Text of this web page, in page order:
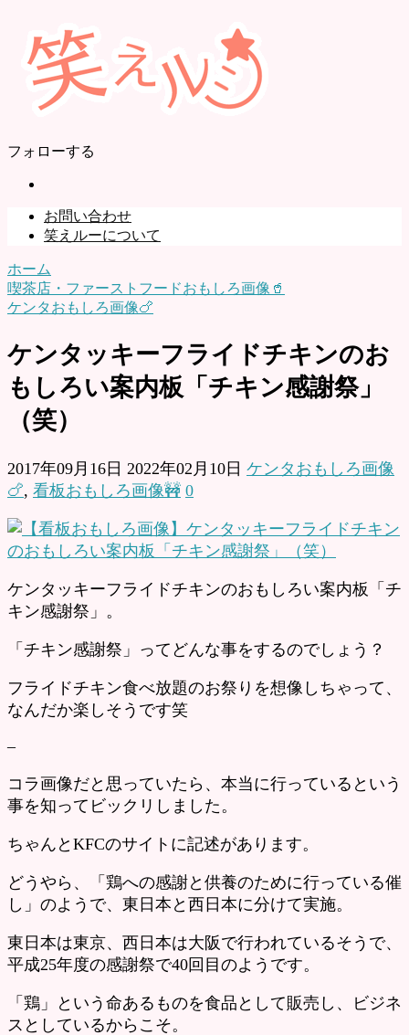
フォローする
お問い合わせ
笑えルーについて
ホーム
喫茶店・ファーストフードおもしろ画像🥤
ケンタおもしろ画像🍗
ケンタッキーフライドチキンのお
もしろい案内板「チキン感謝祭」
（笑）
2017年09月16日 2022年02月10日 ケンタおもしろ画像
🍗, 看板おもしろ画像🚧 0
ケンタッキーフライドチキンのおもしろい案内板「チ
キン感謝祭」。
「チキン感謝祭」ってどんな事をするのでしょう？
フライドチキン食べ放題のお祭りを想像しちゃって、
なんだか楽しそうです笑
–
コラ画像だと思っていたら、本当に行っているという
事を知ってビックリしました。
ちゃんとKFCのサイトに記述があります。
どうやら、「鶏への感謝と供養のために行っている催
し」のようで、東日本と西日本に分けて実施。
東日本は東京、西日本は大阪で行われているそうで、
平成25年度の感謝祭で40回目のようです。
「鶏」という命あるものを食品として販売し、ビジネ
スとしているからこそ。